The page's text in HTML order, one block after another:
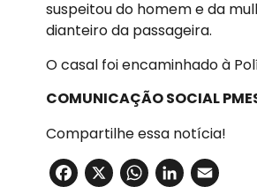
suspeitou do homem e da
dianteiro da passageira.
O casal foi encaminhado à
COMUNICAÇÃO SOCIAL
Compartilhe essa notícia!
Facebook
X